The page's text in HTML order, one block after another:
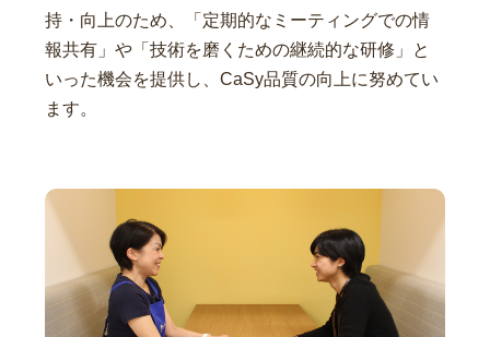
持・向上のため、「定期的なミーティングでの情
報共有」や「技術を磨くための継続的な研修」と
いった機会を提供し、CaSy品質の向上に努めてい
ます。